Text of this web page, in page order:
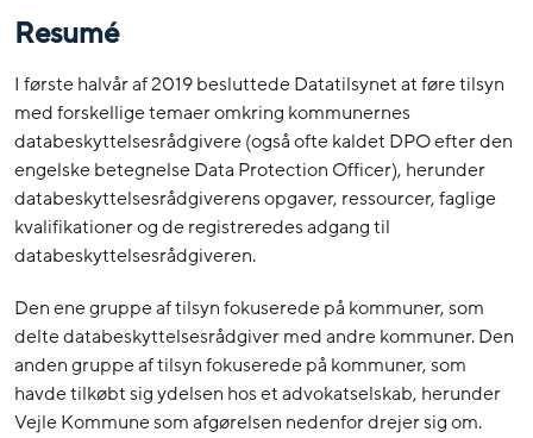
Resumé
I første halvår af 2019 besluttede Datatilsynet at føre tilsyn
med forskellige temaer omkring kommunernes
databeskyttelsesrådgivere (også ofte kaldet DPO efter den
engelske betegnelse Data Protection Officer), herunder
databeskyttelsesrådgiverens opgaver, ressourcer, faglige
kvalifikationer og de registreredes adgang til
databeskyttelsesrådgiveren.
Den ene gruppe af tilsyn fokuserede på kommuner, som
delte databeskyttelsesrådgiver med andre kommuner. Den
anden gruppe af tilsyn fokuserede på kommuner, som
havde tilkøbt sig ydelsen hos et advokatselskab, herunder
Vejle Kommune som afgørelsen nedenfor drejer sig om.